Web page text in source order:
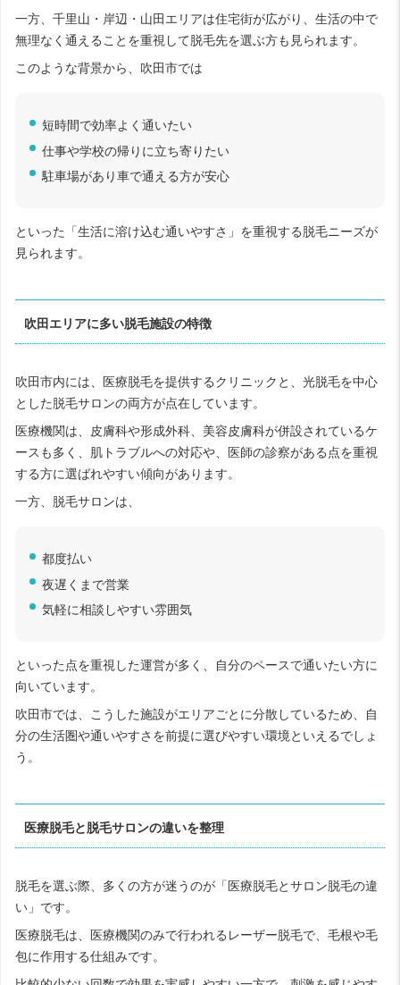
一方、千里山・岸辺・山田エリアは住宅街が広がり、生活の中で
無理なく通えることを重視して脱毛先を選ぶ方も見られます。
このような背景から、吹田市では
短時間で効率よく通いたい
仕事や学校の帰りに立ち寄りたい
駐車場があり車で通える方が安心
といった「生活に溶け込む通いやすさ」を重視する脱毛ニーズが
見られます。
吹田エリアに多い脱毛施設の特徴
吹田市内には、医療脱毛を提供するクリニックと、光脱毛を中心
とした脱毛サロンの両方が点在しています。
医療機関は、皮膚科や形成外科、美容皮膚科が併設されているケ
ースも多く、肌トラブルへの対応や、医師の診察がある点を重視
する方に選ばれやすい傾向があります。
一方、脱毛サロンは、
都度払い
夜遅くまで営業
気軽に相談しやすい雰囲気
といった点を重視した運営が多く、自分のペースで通いたい方に
向いています。
吹田市では、こうした施設がエリアごとに分散しているため、自
分の生活圏や通いやすさを前提に選びやすい環境といえるでしょ
う。
医療脱毛と脱毛サロンの違いを整理
脱毛を選ぶ際、多くの方が迷うのが「医療脱毛とサロン脱毛の違
い」です。
医療脱毛は、医療機関のみで行われるレーザー脱毛で、毛根や毛
包に作用する仕組みです。